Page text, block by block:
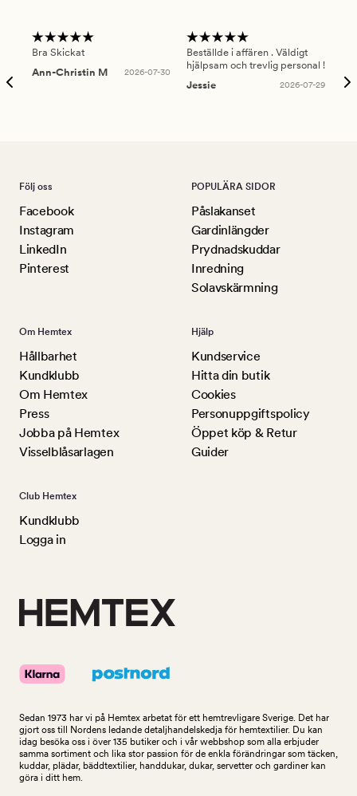
Bra Skickat
Ann-Christin M
2026-07-30
Beställde i affären . Väldigt
hjälpsam och trevlig personal !
Jessie
2026-07-29
Följ oss
Facebook
Instagram
LinkedIn
Pinterest
POPULÄRA SIDOR
Påslakanset
Gardinlängder
Prydnadskuddar
Inredning
Solavskärmning
Om Hemtex
Hållbarhet
Kundklubb
Om Hemtex
Press
Jobba på Hemtex
Visselblåsarlagen
Hjälp
Kundservice
Hitta din butik
Cookies
Personuppgiftspolicy
Öppet köp & Retur
Guider
Club Hemtex
Kundklubb
Logga in
Sedan 1973 har vi på Hemtex arbetat för ett hemtrevligare Sverige. Det har
gjort oss till Nordens ledande detaljhandelskedja för hemtextilier. Du kan
idag besöka oss i över 135 butiker och i vår webbshop som alla erbjuder
samma sortiment och lika stor passion för de enkla förändringar som täcken,
kuddar, plädar, bäddtextilier, handdukar, dukar, servetter och gardiner kan
göra i ditt hem.